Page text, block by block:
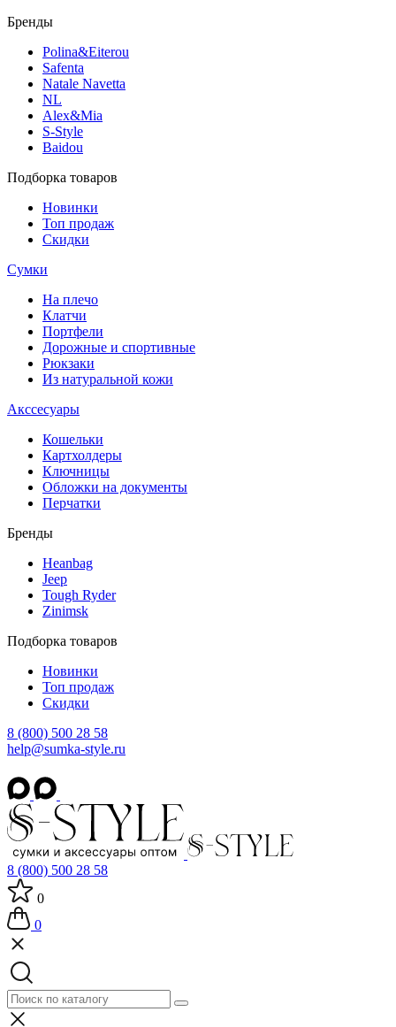
Бренды
Polina&Eiterou
Safenta
Natale Navetta
NL
Alex&Mia
S-Style
Baidou
Подборка товаров
Новинки
Топ продаж
Скидки
Сумки
На плечо
Клатчи
Портфели
Дорожные и спортивные
Рюкзаки
Из натуральной кожи
Акссесуары
Кошельки
Картхолдеры
Ключницы
Обложки на документы
Перчатки
Бренды
Heanbag
Jeep
Tough Ryder
Zinimsk
Подборка товаров
Новинки
Топ продаж
Скидки
8 (800) 500 28 58
help@sumka-style.ru
8 (800) 500 28 58
0
0